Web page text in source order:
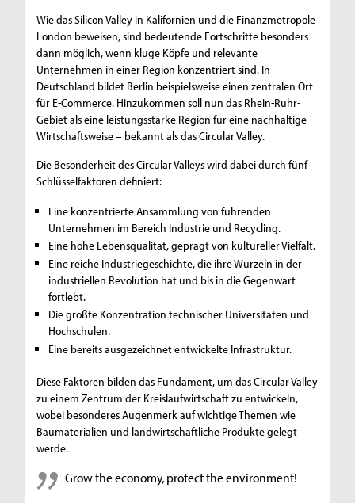
Wie das Silicon Valley in Kalifornien und die Finanzmetropole
London beweisen, sind bedeutende Fortschritte besonders
dann möglich, wenn kluge Köpfe und relevante
Unternehmen in einer Region konzentriert sind. In
Deutschland bildet Berlin beispielsweise einen zentralen Ort
für E-Commerce. Hinzukommen soll nun das Rhein-Ruhr-
Gebiet als eine leistungsstarke Region für eine nachhaltige
Wirtschaftsweise – bekannt als das Circular Valley.
Die Besonderheit des Circular Valleys wird dabei durch fünf
Schlüsselfaktoren definiert:
Eine konzentrierte Ansammlung von führenden
Unternehmen im Bereich Industrie und Recycling.
Eine hohe Lebensqualität, geprägt von kultureller Vielfalt.
Eine reiche Industriegeschichte, die ihre Wurzeln in der
industriellen Revolution hat und bis in die Gegenwart
fortlebt.
Die größte Konzentration technischer Universitäten und
Hochschulen.
Eine bereits ausgezeichnet entwickelte Infrastruktur.
Diese Faktoren bilden das Fundament, um das Circular Valley
zu einem Zentrum der Kreislaufwirtschaft zu entwickeln,
wobei besonderes Augenmerk auf wichtige Themen wie
Baumaterialien und landwirtschaftliche Produkte gelegt
werde.
Grow the economy, protect the environment!